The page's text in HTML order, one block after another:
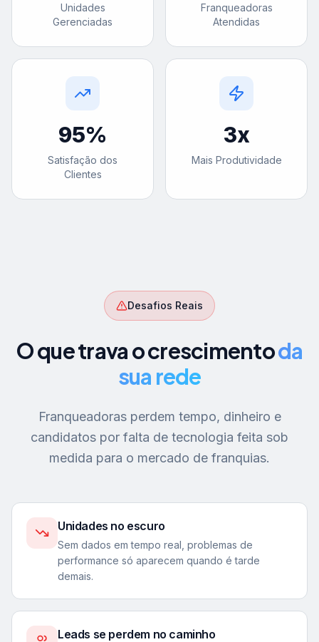
Unidades
Gerenciadas
Franqueadoras
Atendidas
95%
Satisfação dos
Clientes
3x
Mais Produtividade
Desafios Reais
O que trava o crescimentoda
sua rede
Franqueadoras perdem tempo, dinheiro e
candidatos por falta de tecnologia feita sob
medida para o mercado de franquias.
Unidades no escuro
Sem dados em tempo real, problemas de
performance só aparecem quando é tarde
demais.
Leads se perdem no caminho